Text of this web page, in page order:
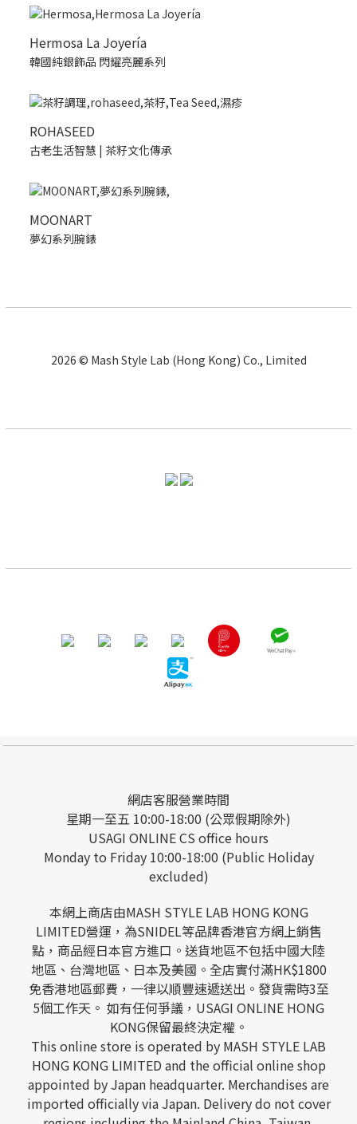
Hermosa La Joyería
韓國純銀飾品 閃耀亮麗系列
ROHASEED
古老生活智慧 | 茶籽文化傳承
MOONART
夢幻系列腕錶
2026 © Mash Style Lab (Hong Kong) Co., Limited
網店客服營業時間
星期一至五 10:00-18:00 (公眾假期除外)
USAGI ONLINE CS office hours
Monday to Friday 10:00-18:00 (Public Holiday
excluded)
本網上商店由MASH STYLE LAB HONG KONG
LIMITED營運，為SNIDEL等品牌香港官方網上銷售
點，商品經日本官方進口。送貨地區不包括中國大陸
地區、台灣地區、日本及美國。全店實付滿HK$1800
免香港地區郵費，一律以順豐速遞送出。發貨需時3至
5個工作天。 如有任何爭議，USAGI ONLINE HONG
KONG保留最終決定權。
This online store is operated by MASH STYLE LAB
HONG KONG LIMITED and the official online shop
appointed by Japan headquarter. Merchandises are
imported officially via Japan. Delivery do not cover